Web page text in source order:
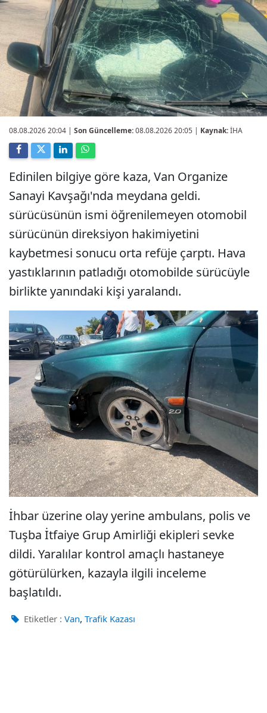
08.08.2026 20:04 | Son Güncelleme:08.08.2026 20:05 | Kaynak:İHA
Edinilen bilgiye göre kaza, Van Organize
Sanayi Kavşağı'nda meydana geldi.
sürücüsünün ismi öğrenilemeyen otomobil
sürücünün direksiyon hakimiyetini
kaybetmesi sonucu orta refüje çarptı. Hava
yastıklarının patladığı otomobilde sürücüyle
birlikte yanındaki kişi yaralandı.
İhbar üzerine olay yerine ambulans, polis ve
Tuşba İtfaiye Grup Amirliği ekipleri sevke
dildi. Yaralılar kontrol amaçlı hastaneye
götürülürken, kazayla ilgili inceleme
başlatıldı.
Etiketler : Van, Trafik Kazası